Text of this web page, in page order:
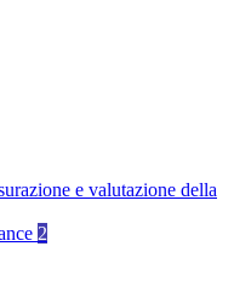
e valutazione della
2